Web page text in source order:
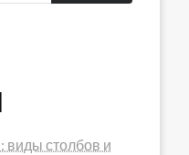
виды столбов и